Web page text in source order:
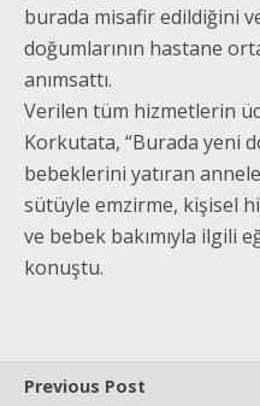
burada misafir edildiğini
doğumlarının hastane
anımsattı.
Verilen tüm hizmetlerin
Korkutata, “Burada yeni
bebeklerini yatıran
sütüyle emzirme, kişisel
ve bebek bakımıyla ilgili
konuştu.
Previous Post